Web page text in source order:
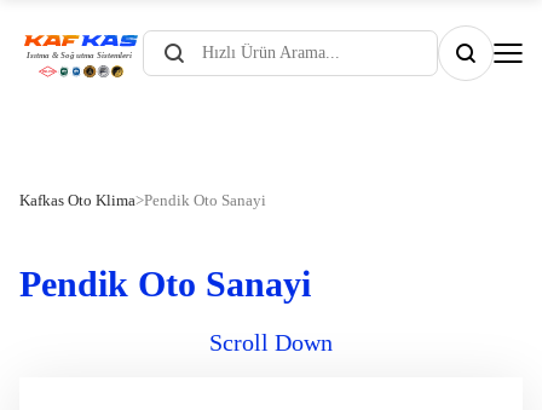
Products
search
Kafkas Oto Klima>Pendik Oto Sanayi
Pendik Oto Sanayi
Scroll Down